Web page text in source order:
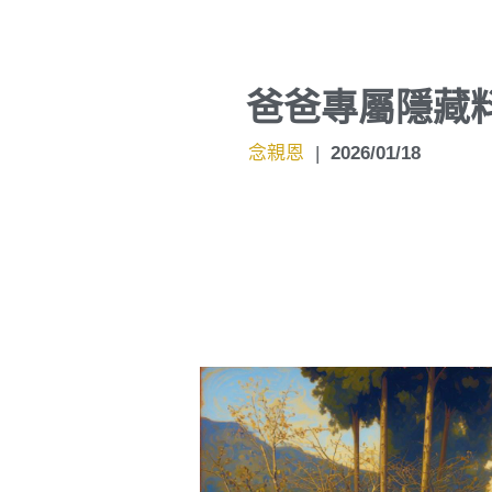
爸爸專屬隱藏
念親恩 | 2026/01/18